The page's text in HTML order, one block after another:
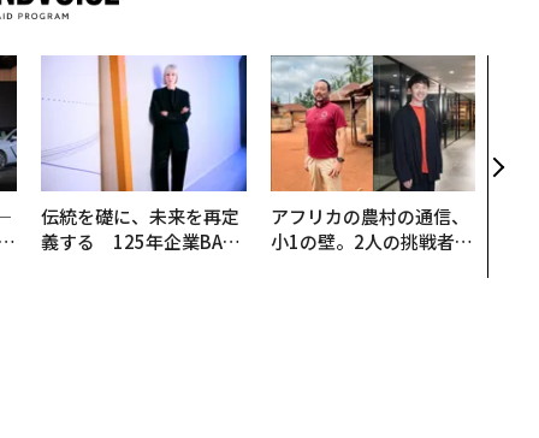
伝統を礎に、未来を再定
義する 125年企業BAT
アフリカの農村の通信、
小1の壁。2人の挑戦者が